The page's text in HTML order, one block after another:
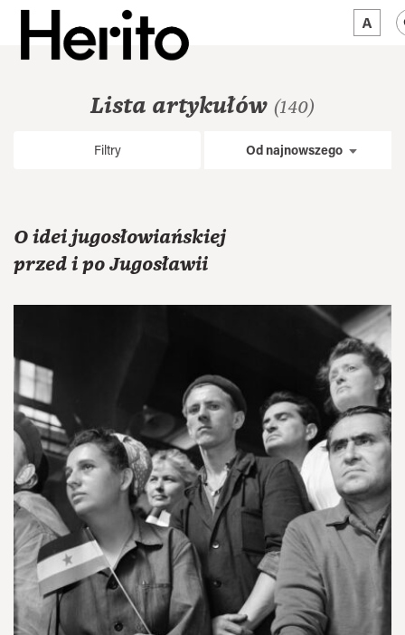
MAMY NA OKULista artykułów (140)
Filtry Od najnowszego
O idei jugosłowiańskiej
przed i po Jugosławii